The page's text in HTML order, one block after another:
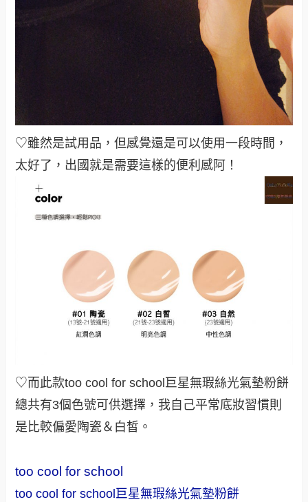
♡雖然是試用品，但感覺還是可以使用一段時間，
太好了，出國就是需要這樣的便利感阿！
♡而此款too cool for school巨星無瑕絲光氣墊粉餅
總共有3個色號可供選擇，我自己平常底妝習慣則
是比較偏愛陶瓷＆白皙。
too cool for school
too cool for school巨星無瑕絲光氣墊粉餅